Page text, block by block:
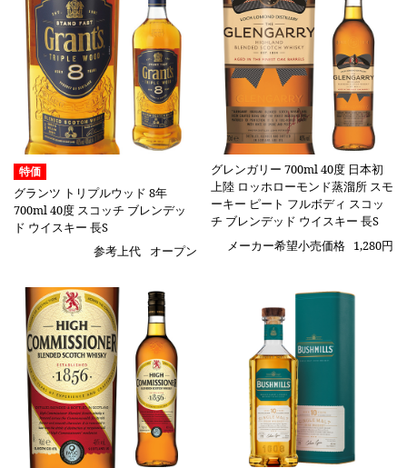
特価
グランツ トリプルウッド 8年
700ml 40度 スコッチ ブレンデッ
ド ウイスキー 長S
参考上代
オープン
グレンガリー 700ml 40度 日本初
上陸 ロッホローモンド蒸溜所 スモ
ーキー ピート フルボディ スコッ
チ ブレンデッド ウイスキー 長S
メーカー希望小売価格 1,280円